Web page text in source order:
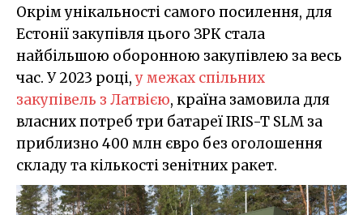
Окрім унікальності самого посилення, для
Естонії закупівля цього ЗРК стала
найбільшою оборонною закупівлею за весь
час. У 2023 році,у межах спільних
закупівель з Латвією, країна замовила для
власних потреб три батареї IRIS-T SLM за
приблизно 400 млн євро без оголошення
складу та кількості зенітних ракет.